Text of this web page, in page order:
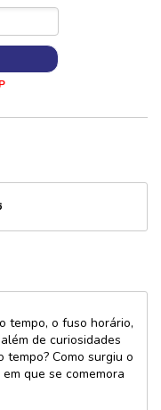
tempo, o fuso horário,
de curiosidades
Como surgiu o
que se comemora